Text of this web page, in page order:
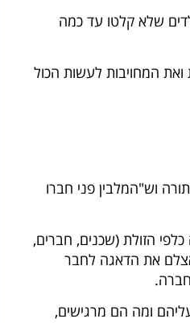
ילדים שלא קלטו עד כמה
המחויבות לעשות הכול
וש"המלבין פני חברו
הזולת (שכנים, חברים,
אצלם את הדאגה לחבר
ומה הם מרגישים,
'מילה טובה' וקבלו
שלנו עם מענה על
השראה וכלים